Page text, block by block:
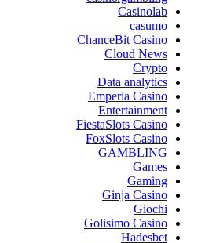
Casinolab
casumo
ChanceBit Casino
Cloud News
Crypto
Data analytics
Emperia Casino
Entertainment
FiestaSlots Casino
FoxSlots Casino
GAMBLING
Games
Gaming
Ginja Casino
Giochi
Golisimo Casino
Hadesbet